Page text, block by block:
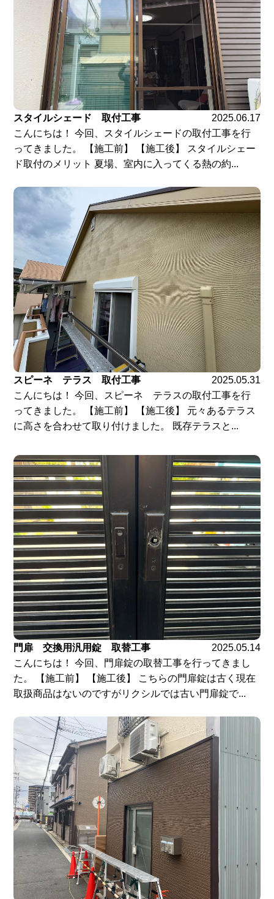
スタイルシェード 取付工事
2025.06.17
こんにちは！ 今回、スタイルシェードの取付工事を行
ってきました。 【施工前】 【施工後】 スタイルシェー
ド取付のメリット 夏場、室内に入ってくる熱の約...
スピーネ テラス 取付工事
2025.05.31
こんにちは！ 今回、スピーネ テラスの取付工事を行
ってきました。 【施工前】 【施工後】 元々あるテラス
に高さを合わせて取り付けました。 既存テラスと...
門扉 交換用汎用錠 取替工事
2025.05.14
こんにちは！ 今回、門扉錠の取替工事を行ってきまし
た。 【施工前】 【施工後】 こちらの門扉錠は古く現在
取扱商品はないのですがリクシルでは古い門扉錠で...